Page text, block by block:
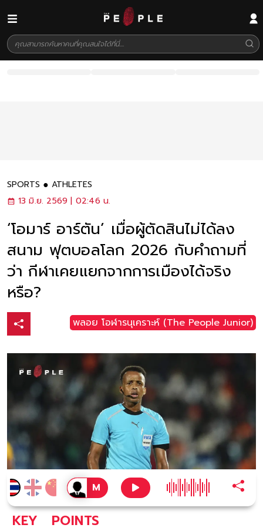
SPORTS
ATHLETES
13 มิ.ย. 2569 | 02:46 น.
‘โอมาร์ อาร์ตัน’ เมื่อผู้ตัดสินไม่ได้ลง
สนาม ฟุตบอลโลก 2026 กับคำถามที่
ว่า กีฬาเคยแยกจากการเมืองได้จริง
หรือ?
พลอย โอฬารนุเคราะห์ (The People Junior)
KEY POINTS